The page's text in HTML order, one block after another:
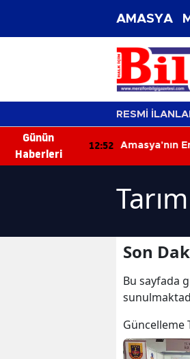
AMASYA
RESMİ
Günün
Haberleri
12:52
Amasya'nın
Son
Bu sayfada
Güncelleme